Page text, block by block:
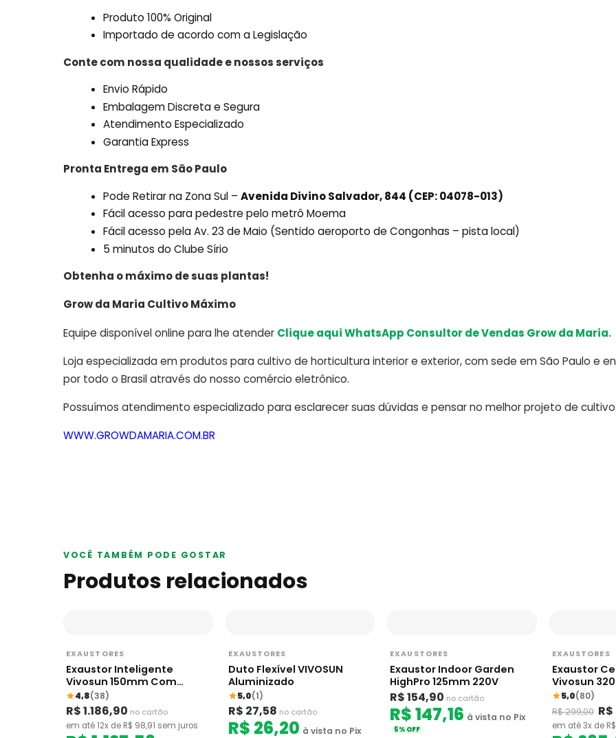
Produto 100% Original
Importado de acordo com a Legislação
Conte com nossa qualidade e nossos serviços
Envio Rápido
Embalagem Discreta e Segura
Atendimento Especializado
Garantia Express
Pronta Entrega em São Paulo
Pode Retirar na Zona Sul –Avenida Divino Salvador, 844 (CEP: 04078-013)
Fácil acesso para pedestre pelo metrô Moema
Fácil acesso pela Av. 23 de Maio (Sentido aeroporto de Congonhas – pista local)
5 minutos do Clube Sírio
Obtenha o máximo de suas plantas!
Grow da Maria Cultivo Máximo
Equipe disponível online para lhe atender Clique aqui WhatsApp Consultor de Vendas Grow da Maria.
Loja especializada em produtos para cultivo de horticultura interior e exterior, com sede em São Paulo e
por todo o Brasil através do nosso comércio eletrônico.
Possuímos atendimento especializado para esclarecer suas dúvidas e pensar no melhor projeto de
WWW.GROWDAMARIA.COM.BR
VOCÊ TAMBÉM PODE GOSTAR
Produtos relacionados
EXAUSTORES
Exaustor Inteligente
Vivosun 150mm Com
Controle E12
4,8(38)
R$ 1.186,90 no cartão
em até 12x de R$ 98,91 sem juros
EXAUSTORES
Duto Flexível VIVOSUN
Aluminizado
5,0(1)
R$ 27,58 no cartão
R$ 26,20 à vista no Pix
EXAUSTORES
Exaustor Indoor Garden
HighPro 125mm 220V
R$ 154,90 no cartão
R$ 147,16 à vista no Pix
5% OFF
EXAUSTORES
Exaustor
Vivosun
5,0(80)
R$ 299,00
em até 3x de